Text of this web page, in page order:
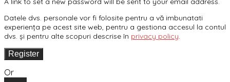
Datele dvs. personale vor fi folosite pentru a vă imbunatati
experiența pe acest site web, pentru a gestiona accesul la contul
dvs. și pentru alte scopuri descrise în privacy policy.
Register
Or